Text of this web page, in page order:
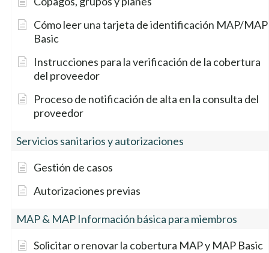
Cómo leer una tarjeta de identificación MAP/MAP
Basic
Instrucciones para la verificación de la cobertura
del proveedor
Proceso de notificación de alta en la consulta del
proveedor
Servicios sanitarios y autorizaciones
Gestión de casos
Autorizaciones previas
MAP & MAP Información básica para miembros
Solicitar o renovar la cobertura MAP y MAP Basic